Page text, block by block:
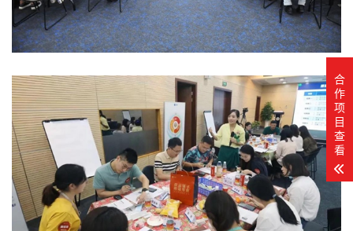
合
作
项
目
查
看